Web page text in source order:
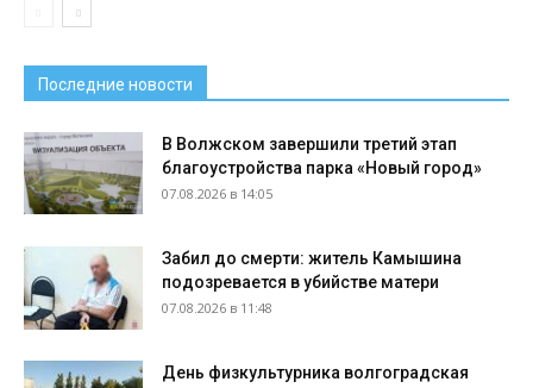
Последние новости
В Волжском завершили третий этап
благоустройства парка «Новый город»
07.08.2026 в 14:05
Забил до смерти: житель Камышина
подозревается в убийстве матери
07.08.2026 в 11:48
День физкультурника волгоградская